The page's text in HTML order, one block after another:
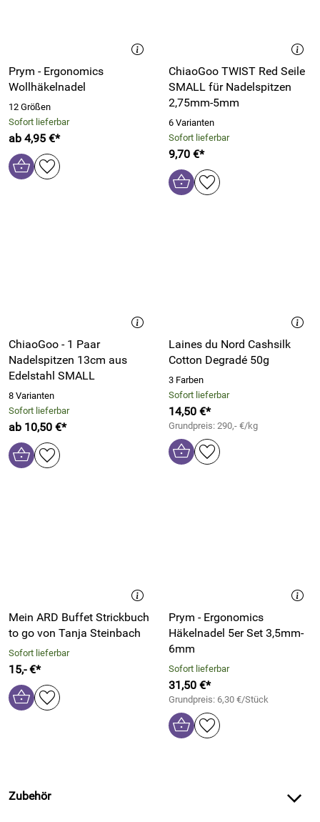
Prym - Ergonomics
Wollhäkelnadel
12 Größen
Sofort lieferbar
ab 4,95 €*
ChiaoGoo TWIST Red Seile
SMALL für Nadelspitzen
2,75mm-5mm
6 Varianten
Sofort lieferbar
9,70 €*
ChiaoGoo - 1 Paar
Nadelspitzen 13cm aus
Edelstahl SMALL
8 Varianten
Sofort lieferbar
ab 10,50 €*
Laines du Nord Cashsilk
Cotton Degradé 50g
3 Farben
Sofort lieferbar
14,50 €*
Grundpreis: 290,- €/kg
Mein ARD Buffet Strickbuch
to go von Tanja Steinbach
Sofort lieferbar
15,- €*
Prym - Ergonomics
Häkelnadel 5er Set 3,5mm-
6mm
Sofort lieferbar
31,50 €*
Grundpreis: 6,30 €/Stück
Zubehör